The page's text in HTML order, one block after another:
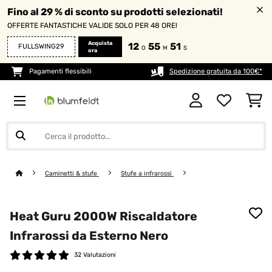
Fino al 29 % di sconto su prodotti selezionati!
OFFERTE FANTASTICHE VALIDE SOLO PER 48 ORE!
FULLSWING29
Acquista
ora
12 O 55 M 51 S
Pagamenti flessibili Spedizione gratuita da 100€*
Caminetti & stufe Stufe a infrarossi
Heat Guru 2000W Riscaldatore
Infrarossi da Esterno Nero
32 Valutazioni